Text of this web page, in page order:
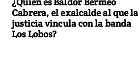
Cabrera, el exalcalde al que la
justicia vincula con la banda
Los Lobos?